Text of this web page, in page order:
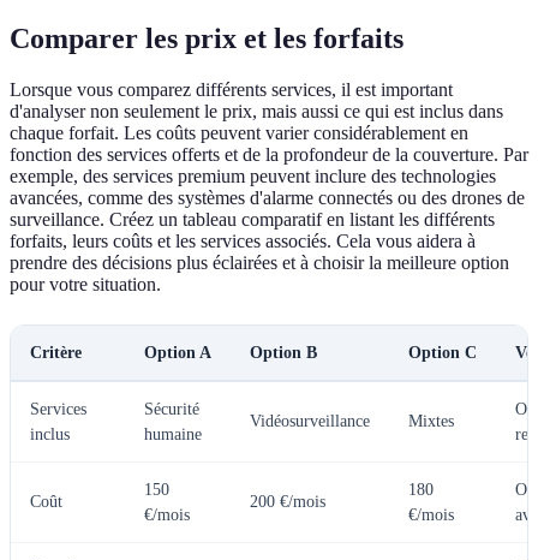
Comparer les prix et les forfaits
Lorsque vous comparez différents services, il est important
d'analyser non seulement le prix, mais aussi ce qui est inclus dans
chaque forfait. Les coûts peuvent varier considérablement en
fonction des services offerts et de la profondeur de la couverture. Par
exemple, des services premium peuvent inclure des technologies
avancées, comme des systèmes d'alarme connectés ou des drones de
surveillance. Créez un tableau comparatif en listant les différents
forfaits, leurs coûts et les services associés. Cela vous aidera à
prendre des décisions plus éclairées et à choisir la meilleure option
pour votre situation.
Critère Option A Option B Option C
Services
inclus
Sécurité
humaine
Vidéosurveillance Mixtes
Coût
150
€/mois
200 €/mois
180
€/mois